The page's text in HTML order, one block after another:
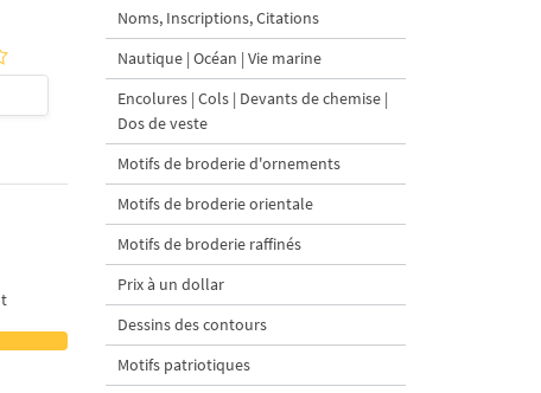
$4 | Acheter
Noms, Inscriptions, Citations
Nautique | Océan | Vie marine
Encolures | Cols | Devants de chemise |
Dos de veste
Motifs de broderie d'ornements
Motifs de broderie orientale
Motifs de broderie raffinés
Prix à un dollar
Dessins des contours
Motifs patriotiques